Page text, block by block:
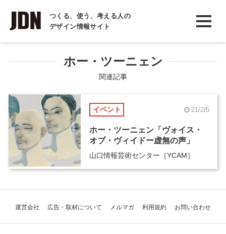
つくる、使う、考える人の
デザイン情報サイト
INTERVIEW
インタビュー
REPORT
COLUMN
コラム
ホー・ツーニェン
関連記事
イベント 21/2/5
ホー・ツーニェン「ヴォイス・
オブ・ヴィイドー虚無の声」
山口情報芸術センター［YCAM］
運営会社 広告・取材について メルマガ 利用規約 お問い合わせ